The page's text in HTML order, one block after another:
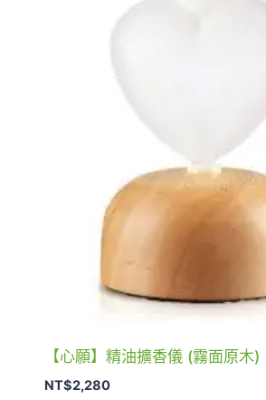
【心願】精油擴香儀 (霧面原木)
NT$2,280